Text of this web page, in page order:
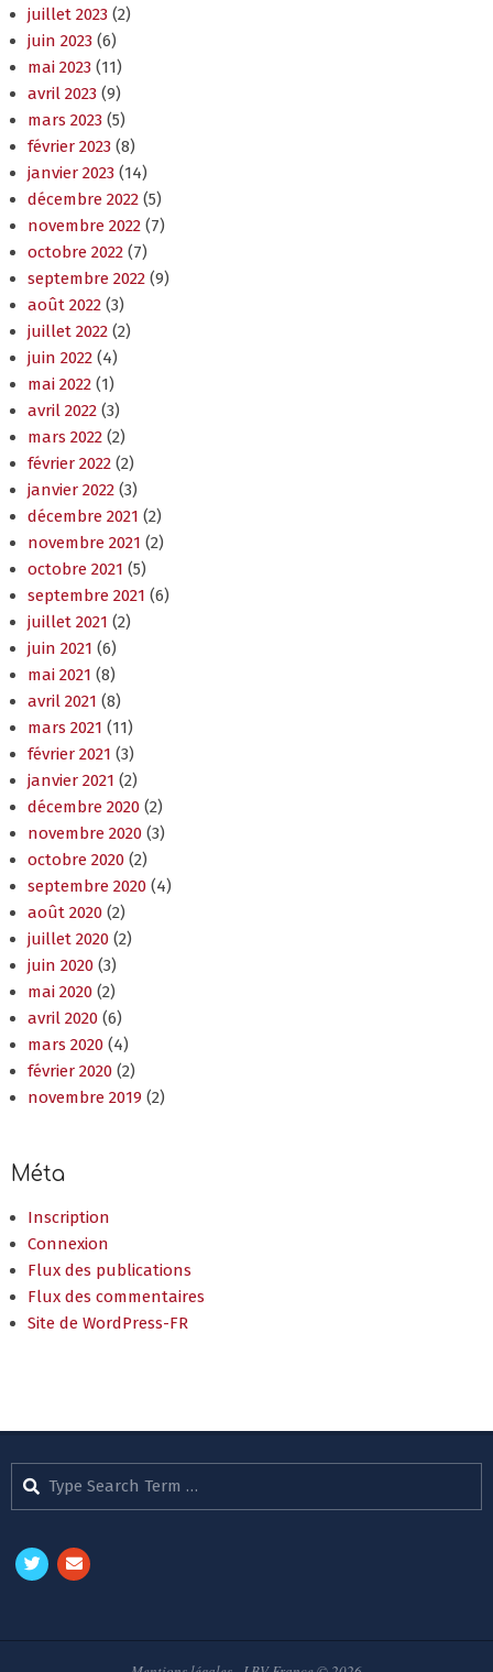
juillet 2023 (2)
juin 2023 (6)
mai 2023 (11)
avril 2023 (9)
mars 2023 (5)
février 2023 (8)
janvier 2023 (14)
décembre 2022 (5)
novembre 2022 (7)
octobre 2022 (7)
septembre 2022 (9)
août 2022 (3)
juillet 2022 (2)
juin 2022 (4)
mai 2022 (1)
avril 2022 (3)
mars 2022 (2)
février 2022 (2)
janvier 2022 (3)
décembre 2021 (2)
novembre 2021 (2)
octobre 2021 (5)
septembre 2021 (6)
juillet 2021 (2)
juin 2021 (6)
mai 2021 (8)
avril 2021 (8)
mars 2021 (11)
février 2021 (3)
janvier 2021 (2)
décembre 2020 (2)
novembre 2020 (3)
octobre 2020 (2)
septembre 2020 (4)
août 2020 (2)
juillet 2020 (2)
juin 2020 (3)
mai 2020 (2)
avril 2020 (6)
mars 2020 (4)
février 2020 (2)
novembre 2019 (2)
Méta
Inscription
Connexion
Flux des publications
Flux des commentaires
Site de WordPress-FR
Search